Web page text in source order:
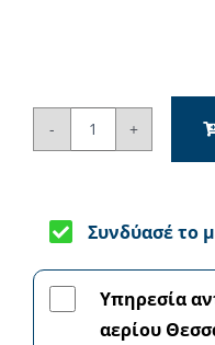
BAXI
tec
Λέβητας
αερίου
Συνδύασέ το
Υπηρεσία
αερίου